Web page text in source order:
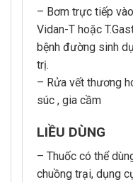
– Bơm trực tiếp
Vidan-T hoặc
bệnh đường sinh
trị.
– Rửa vết thương
súc , gia cầm
LIỀU DÙNG
– Thuốc có thể
chuồng trại, dụng